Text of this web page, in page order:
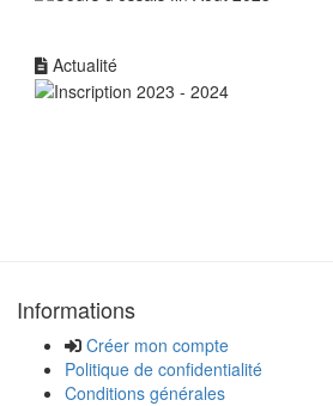
Actualité
Informations
Créer mon compte
Politique de confidentialité
Conditions générales